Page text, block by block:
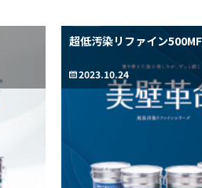
超低汚染リファイン
2023.10.24